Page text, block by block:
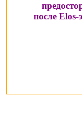
после